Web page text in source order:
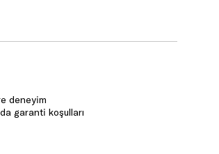
deneyim
garanti koşulları